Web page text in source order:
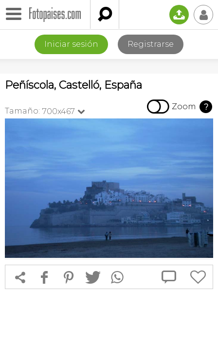
 📤 👤
Iniciar sesión Registrarse
Peñíscola, Castelló, España
Tamaño: 700x467   Zoom ?
 f 1 T  